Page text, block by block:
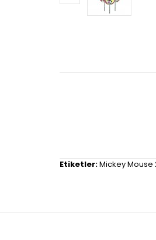
Etiketler:Mickey Mouse